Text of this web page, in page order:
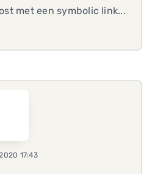
met een symbolic link...
17:43